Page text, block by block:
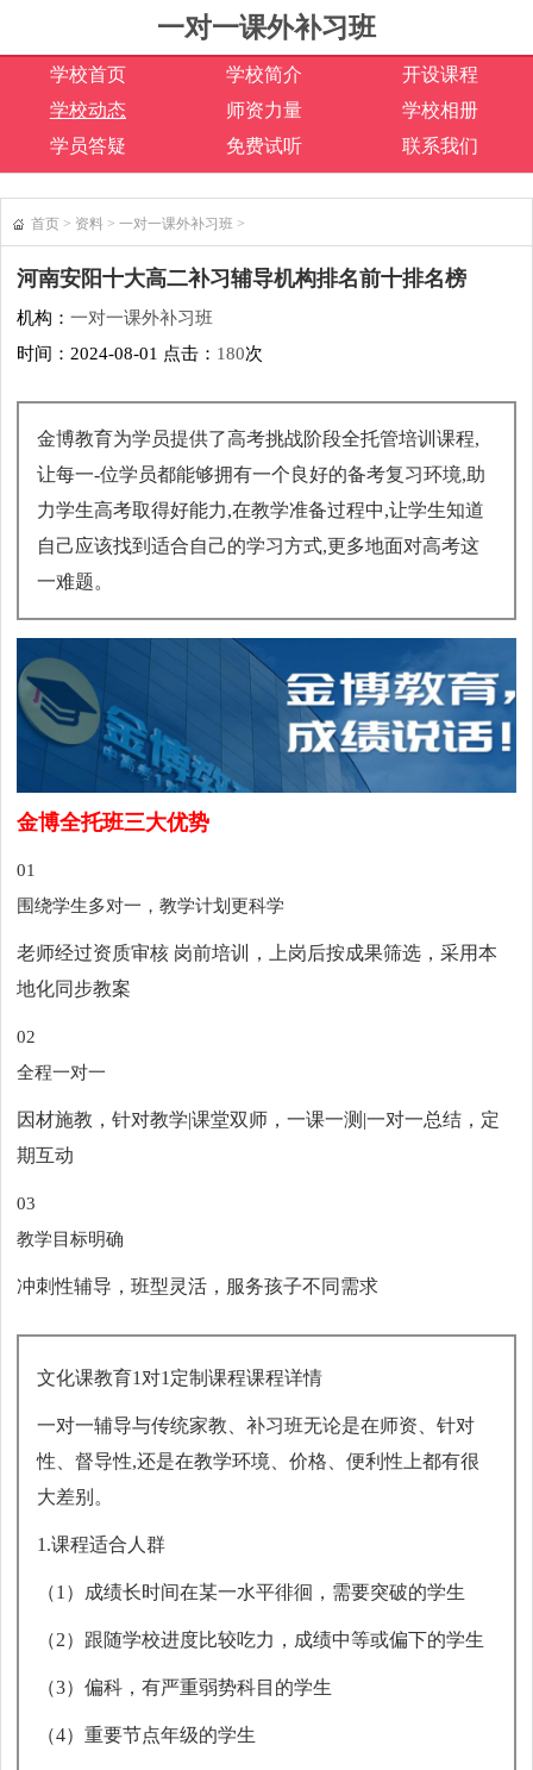
一对一课外补习班
学校首页 学校简介
开设课程
学校动态
师资力量
学校相册
学员答疑
免费试听 联系我们
首页 > 资料 > 一对一课外补习班 >
河南安阳十大高二补习辅导机构排名前十排名榜
机构：一对一课外补习班
时间：2024-08-01 点击： 180次
金博教育为学员提供了高考挑战阶段全托管培训课程,
让每一-位学员都能够拥有一个良好的备考复习环境,助
力学生高考取得好能力,在教学准备过程中,让学生知道
自己应该找到适合自己的学习方式,更多地面对高考这
一难题。
金博全托班三大优势
01
围绕学生多对一，教学计划更科学
老师经过资质审核 岗前培训，上岗后按成果筛选，采用本
地化同步教案
02
全程一对一
因材施教，针对教学|课堂双师，一课一测|一对一总结，定
期互动
03
教学目标明确
冲刺性辅导，班型灵活，服务孩子不同需求
文化课教育1对1定制课程课程详情
一对一辅导与传统家教、补习班无论是在师资、针对
性、督导性,还是在教学环境、价格、便利性上都有很
大差别。
1.课程适合人群
（1）成绩长时间在某一水平徘徊，需要突破的学生
（2）跟随学校进度比较吃力，成绩中等或偏下的学生
（3）偏科，有严重弱势科目的学生
（4）重要节点年级的学生